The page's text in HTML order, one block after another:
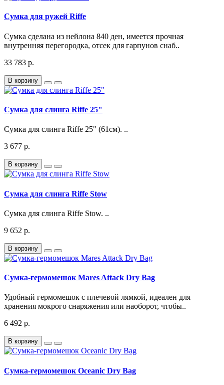
Сумка для ружей Riffe
Сумка сделана из нейлона 840 ден, имеется прочная
внутренняя перегородка, отсек для гарпунов снаб..
33 783 р.
В корзину
Сумка для слинга Riffe 25"
Сумка для слинга Riffe 25" (61см). ..
3 677 р.
В корзину
Сумка для слинга Riffe Stow
Сумка для слинга Riffe Stow. ..
9 652 р.
В корзину
Сумка-гермомешок Mares Attack Dry Bag
Удобный гермомешок с плечевой лямкой, идеален для
хранения мокрого снаряжения или наоборот, чтобы..
6 492 р.
В корзину
Сумка-гермомешок Oceanic Dry Bag